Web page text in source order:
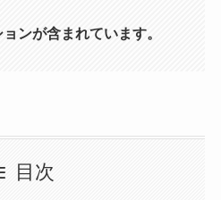
ンが含まれています。
目次